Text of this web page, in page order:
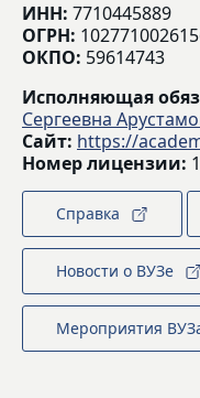
ИНН: 7710445889
ОГРН:
ОКПО: 59614743
Исполняющая
Сергеевна
Сайт: https://
Номер лицензии:
Справка
Новости о ВУЗе
Мероприятия